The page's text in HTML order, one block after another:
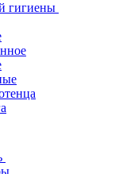
гигиены